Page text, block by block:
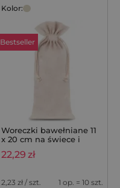
Kolor:
Bestseller
Woreczki bawełniane 11
x 20 cm na świece i
10 szt.
22,29 zł
2,23 zł / szt. 1 op. = 10 szt.